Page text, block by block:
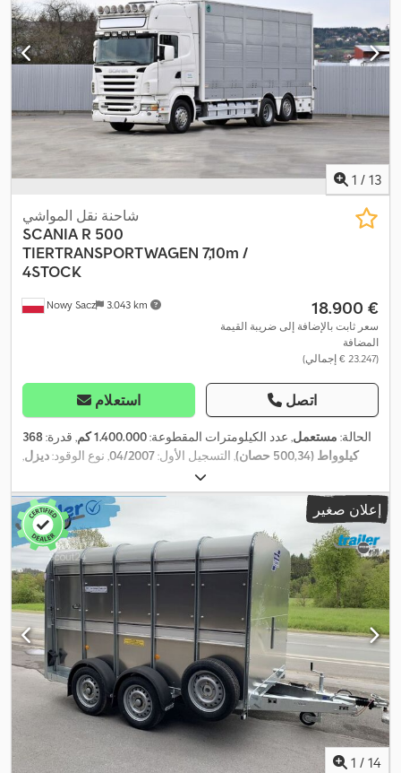
1 / 13
Nowy Sacz 3.043 km
شاحنة نقل المواشي
SCANIA R 500
TIERTRANSPORTWAGEN 7,10m /
4STOCK
‏18.900 €
سعر ثابت بالإضافة إلى ضريبة القيمة
المضافة
(‏23.247 € إجمالي)
استعلام اتصل
الحالة: مستعمل, عدد الكيلومترات المقطوعة:1.400.000 كم , قدرة:368
كيلوواط (500,34 حصان)
, التسجيل الأول:04/2007, نوع الوقود:ديزل,
, تكوين المحور:
التروس:ميكانيكي, طول مساحة التحميل:7.100 مم
, عرض مساحة
التحميل:2.400 مم , سنة الصنع:2007
,
معدات:
إعلان صغير
1 / 14